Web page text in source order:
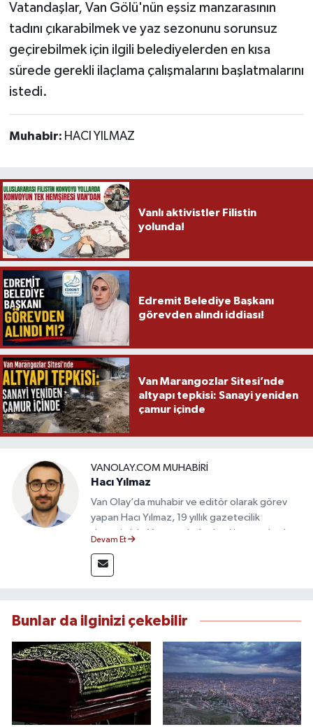
Vatandaşlar, Van Gölü'nün eşsiz manzarasının
tadını çıkarabilmek ve yaz sezonunu sorunsuz
geçirebilmek için ilgili belediyelerden en kısa
sürede gerekli ilaçlama çalışmalarını başlatmalarını
istedi.
Muhabir: HACI YILMAZ
Vanlı aktivistler Filistin
yolunda!
Edremit Belediye Başkanı
görevden alındı iddiası!
Van Marangozlar Sitesi’nde
altyapı tepkisi: Sanayi yeniden
çamur içinde
VANOLAY.COM MUHABIRI
Hacı Yılmaz
Van Olay’da muhabir ve editör olarak görev
yapan Hacı Yılmaz, 19 yıllık gazetecilik
deneyimiyle Van yerel gündemi başta olmak
takip etmektedir. Editoryal sürece katkı sunan
Yılmaz, tarafsızlık, doğruluk ve etik ilkeler
bilgilendirmektedir.
Devam Et
Bunlar da ilginizi çekebilir